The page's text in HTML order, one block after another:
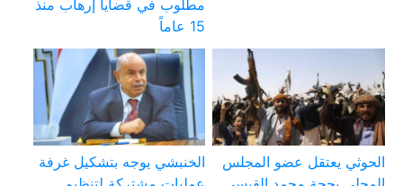
مطلوب في قضايا إرهاب منذ
15 عاماً
الحوثي يعتقل عضو المجلس
الخنبشي يوجه بتشكيل غرفة